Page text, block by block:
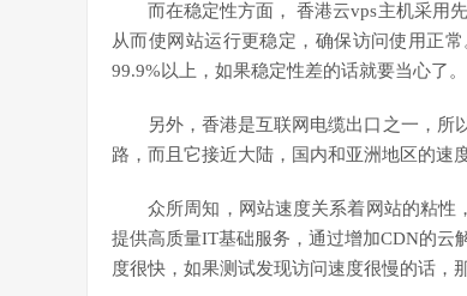
而在稳定性方面， 香港云vps主机采用
从而使网站运行更稳定，确保访问使用正
99.9%以上，如果稳定性差的话就要当心了。
另外，香港是互联网电缆出口之一，所
路，而且它接近大陆，国内和亚洲地区的速
众所周知，网站速度关系着网站的粘性
提供高质量IT基础服务，通过增加CDN的云
度很快，如果测试发现访问速度很慢的话，